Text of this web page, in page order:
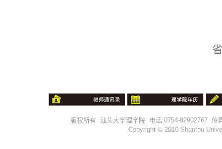
版权所有 汕头大学理学院 电话:0754-82902767 传
Copyright © 2010 Shantou